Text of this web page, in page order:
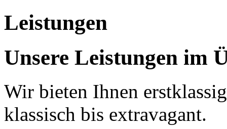
Leistungen
Unsere Leistungen im
Wir bieten Ihnen
klassisch bis extravagant.